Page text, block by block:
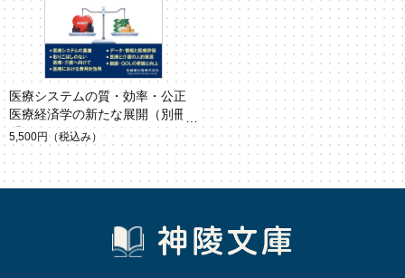
医療システムの質・効率・公正
医療経済学の新たな展開（別冊
「医学のあゆみ」）
5,500円 （税込み）